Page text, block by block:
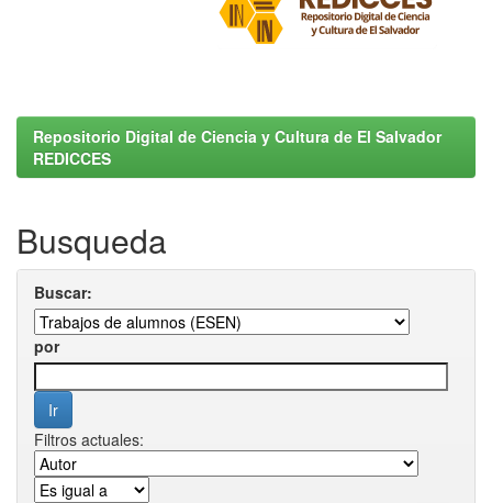
Repositorio Digital de Ciencia y Cultura de El Salvador
REDICCES
Busqueda
Buscar:
por
Filtros actuales: